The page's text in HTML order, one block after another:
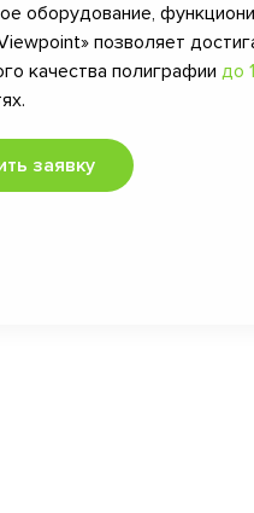
оборудование,
позволяет
качества полиграфии до
заявку